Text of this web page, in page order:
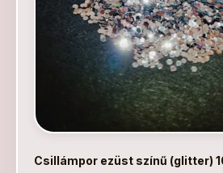
Csillámpor ezüst színű (glitter)